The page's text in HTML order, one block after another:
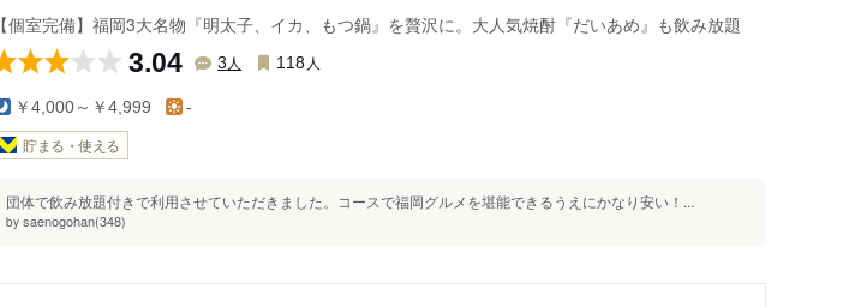
【個室完備】福岡3大名物『明太子、イカ、もつ鍋』を贅沢に。大人気焼酎『だいあめ』も飲み放題
3.04 3 人 118 人
￥4,000～￥4,999 -
貯まる・使える
団体で飲み放題付きで利用させていただきました。コースで福岡グルメを堪能できるうえにかなり安い！...
by saenogohan(348)